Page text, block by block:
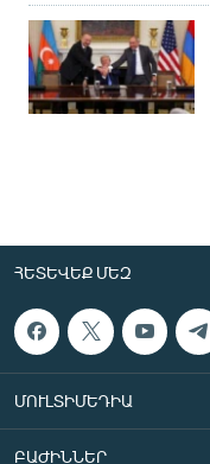
ՀԵՏԵՎԵՔ ՄԵԶ
ՄՈՒԼՏԻՄԵԴԻԱ
ԲԱԺԻՆՆԵՐ